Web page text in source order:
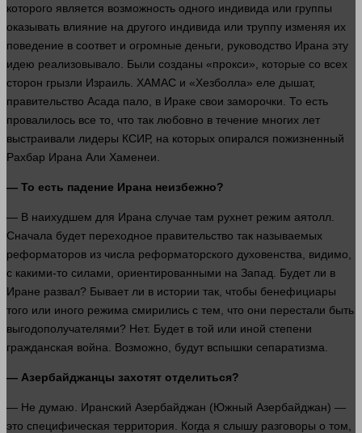
которого является возможность одного индивида или группы
оказывать влияние на другого индивида или труппу изменяя их
поведение в соответ и огромные деньги , руководство Ирана эту
идею реализовывало. Были созданы «прокси», которые со всех
сторон грызли Израиль. ХАМАС и «Хезболла» еле дышат,
правительство Асада пало, в Ираке свои заморочки. То есть
провалилось все то, что так любовно в течение многих лет
выстраивали лидеры КСИР, на которых опирался пожизненный
Рахбар Ирана Али Хаменеи.
— То есть падение Ирана неизбежно?
— В наихудшем для Ирана случае там рухнет режим аятолл.
Сначала будет переходное правительство так называемых
реформаторов из числа реформаторского духовенства, видимо,
с какими-то силами, ориентированными на Запад. Будет ли в
Иране развал? Бывает ли в истории так, чтобы бенефициары
того или иного режима смирились с тем, что они перестали быть
выгодополучателями? Нет. Будет в той или иной степени
гражданская война . Возможно, будут вспышки сепаратизма.
— Азербайджанцы захотят отделиться?
— Не думаю . Иранский Азербайджан (Южный Азербайджан) —
это специфическая территория. Когда я слышу разговоры о том,